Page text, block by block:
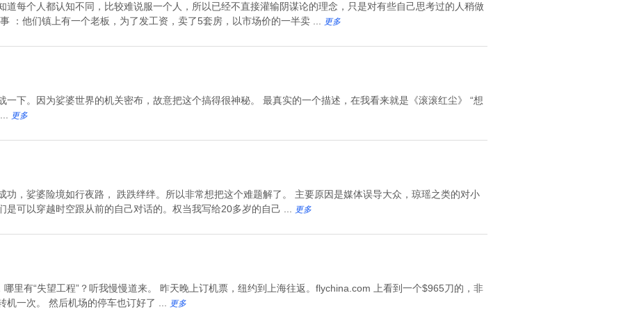
道每个人都认知不同，比较难说服一个人，所以已经不直接灌输阴谋论的理念，只是对有些自己思考过的人稍做
：他们镇上有一个老板，为了发工资，卖了5套房，以市场价的一半卖 ...
更多
一下。因为娑婆世界的机关密布，故意把这个搞得很神秘。 最真实的一个描述，在我看来就是《滚滚红尘》 “想
更多
功，娑婆险境如行夜路， 跌跌绊绊。所以非常想把这个难题解了。 主要原因是媒体误导大众，琼瑶之类的对小
是可以穿越时空跟从前的自己对话的。权当我写给20多岁的自己 ...
更多
哪里有“失望工程”？听我慢慢道来。 昨天晚上订机票，纽约到上海往返。flychina.com 上看到一个$965刀的，非
机一次。 然后机场的停车也订好了 ...
更多